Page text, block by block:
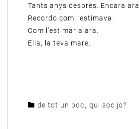
Tants anys després. Encara ara.
Recordo com l’estimava.
Com l’estimaria ara.
Ella, la teva mare.
de tot un poc qui soc jo?